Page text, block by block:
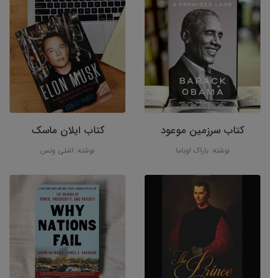
کتاب سرزمین موعود
نوشته: باراک اوباما
کتاب ایلان ماسک
نوشته: اشلی ونس